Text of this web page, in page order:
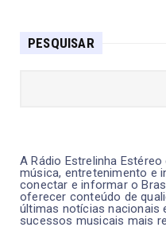
PESQUISAR
A Rádio Estrelinha
música, entretenimento e
conectar e informar o
oferecer conteúdo de
últimas notícias nacionais
sucessos musicais mais